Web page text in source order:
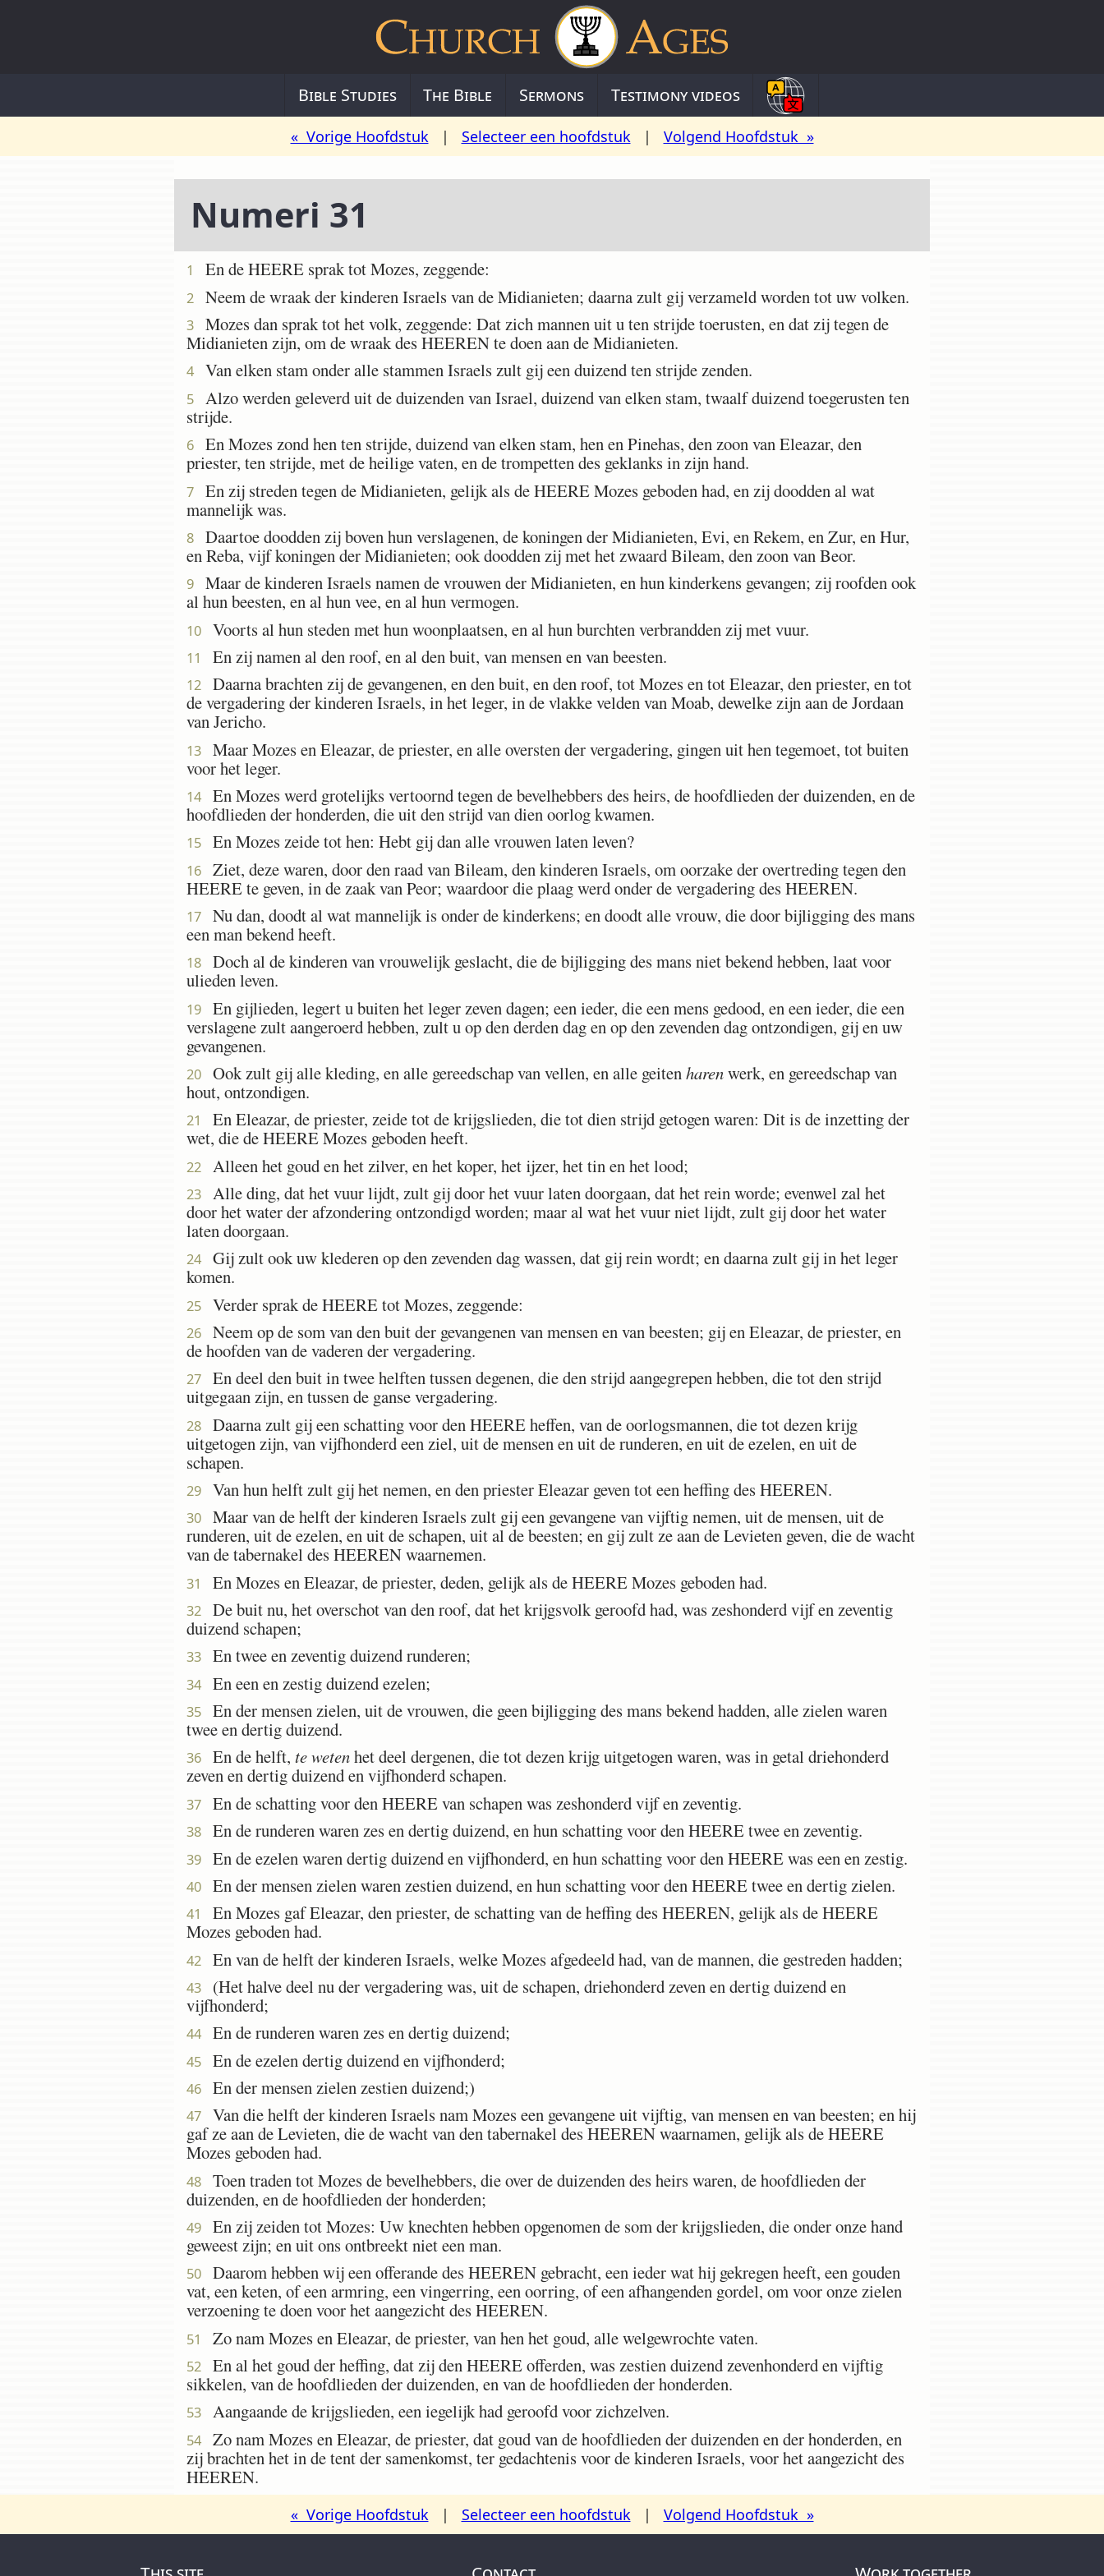
Bible Studies The Bible Sermons Testimony videos
« Vorige Hoofdstuk| Selecteer een hoofdstuk| Volgend Hoofdstuk »
Numeri 31
1 En de HEERE sprak tot Mozes, zeggende:
2 Neem de wraak der kinderen Israels van de Midianieten; daarna zult gij verzameld worden tot uw volken.
3
Mozes dan sprak tot het volk, zeggende: Dat zich mannen uit u ten strijde toerusten, en dat zij tegen de
Midianieten zijn, om de wraak des HEEREN te doen aan de Midianieten.
4 Van elken stam onder alle stammen Israels zult gij een duizend ten strijde zenden.
5
Alzo werden geleverd uit de duizenden van Israel, duizend van elken stam, twaalf duizend toegerusten ten
strijde.
6
En Mozes zond hen ten strijde, duizend van elken stam, hen en Pinehas, den zoon van Eleazar, den
priester, ten strijde, met de heilige vaten, en de trompetten des geklanks in zijn hand.
7
En zij streden tegen de Midianieten, gelijk als de HEERE Mozes geboden had, en zij doodden al wat
mannelijk was.
8
Daartoe doodden zij boven hun verslagenen, de koningen der Midianieten, Evi, en Rekem, en Zur, en Hur,
en Reba, vijf koningen der Midianieten; ook doodden zij met het zwaard Bileam, den zoon van Beor.
9
Maar de kinderen Israels namen de vrouwen der Midianieten, en hun kinderkens gevangen; zij roofden ook
al hun beesten, en al hun vee, en al hun vermogen.
10 Voorts al hun steden met hun woonplaatsen, en al hun burchten verbrandden zij met vuur.
11 En zij namen al den roof, en al den buit, van mensen en van beesten.
12
Daarna brachten zij de gevangenen, en den buit, en den roof, tot Mozes en tot Eleazar, den priester, en tot
de vergadering der kinderen Israels, in het leger, in de vlakke velden van Moab, dewelke zijn aan de Jordaan
van Jericho.
13
Maar Mozes en Eleazar, de priester, en alle oversten der vergadering, gingen uit hen tegemoet, tot buiten
voor het leger.
14
En Mozes werd grotelijks vertoornd tegen de bevelhebbers des heirs, de hoofdlieden der duizenden, en de
hoofdlieden der honderden, die uit den strijd van dien oorlog kwamen.
15 En Mozes zeide tot hen: Hebt gij dan alle vrouwen laten leven?
16
Ziet, deze waren, door den raad van Bileam, den kinderen Israels, om oorzake der overtreding tegen den
HEERE te geven, in de zaak van Peor; waardoor die plaag werd onder de vergadering des HEEREN.
17
Nu dan, doodt al wat mannelijk is onder de kinderkens; en doodt alle vrouw, die door bijligging des mans
een man bekend heeft.
18
Doch al de kinderen van vrouwelijk geslacht, die de bijligging des mans niet bekend hebben, laat voor
ulieden leven.
19
En gijlieden, legert u buiten het leger zeven dagen; een ieder, die een mens gedood, en een ieder, die een
verslagene zult aangeroerd hebben, zult u op den derden dag en op den zevenden dag ontzondigen, gij en uw
gevangenen.
20 Ook zult gij alle kleding, en alle gereedschap van vellen, en alle geitenharenwerk, en gereedschap van
hout, ontzondigen.
21
En Eleazar, de priester, zeide tot de krijgslieden, die tot dien strijd getogen waren: Dit is de inzetting der
wet, die de HEERE Mozes geboden heeft.
22 Alleen het goud en het zilver, en het koper, het ijzer, het tin en het lood;
23
Alle ding, dat het vuur lijdt, zult gij door het vuur laten doorgaan, dat het rein worde; evenwel zal het
door het water der afzondering ontzondigd worden; maar al wat het vuur niet lijdt, zult gij door het water
laten doorgaan.
24
Gij zult ook uw klederen op den zevenden dag wassen, dat gij rein wordt; en daarna zult gij in het leger
komen.
25 Verder sprak de HEERE tot Mozes, zeggende:
26
Neem op de som van den buit der gevangenen van mensen en van beesten; gij en Eleazar, de priester, en
de hoofden van de vaderen der vergadering.
27
En deel den buit in twee helften tussen degenen, die den strijd aangegrepen hebben, die tot den strijd
uitgegaan zijn, en tussen de ganse vergadering.
28
Daarna zult gij een schatting voor den HEERE heffen, van de oorlogsmannen, die tot dezen krijg
uitgetogen zijn, van vijfhonderd een ziel, uit de mensen en uit de runderen, en uit de ezelen, en uit de
schapen.
29 Van hun helft zult gij het nemen, en den priester Eleazar geven tot een heffing des HEEREN.
30
Maar van de helft der kinderen Israels zult gij een gevangene van vijftig nemen, uit de mensen, uit de
runderen, uit de ezelen, en uit de schapen, uit al de beesten; en gij zult ze aan de Levieten geven, die de wacht
van de tabernakel des HEEREN waarnemen.
31 En Mozes en Eleazar, de priester, deden, gelijk als de HEERE Mozes geboden had.
32
De buit nu, het overschot van den roof, dat het krijgsvolk geroofd had, was zeshonderd vijf en zeventig
duizend schapen;
33 En twee en zeventig duizend runderen;
34 En een en zestig duizend ezelen;
35
En der mensen zielen, uit de vrouwen, die geen bijligging des mans bekend hadden, alle zielen waren
twee en dertig duizend.
36 En de helft, te wetenhet deel dergenen, die tot dezen krijg uitgetogen waren, was in getal driehonderd
zeven en dertig duizend en vijfhonderd schapen.
37 En de schatting voor den HEERE van schapen was zeshonderd vijf en zeventig.
38 En de runderen waren zes en dertig duizend, en hun schatting voor den HEERE twee en zeventig.
39 En de ezelen waren dertig duizend en vijfhonderd, en hun schatting voor den HEERE was een en zestig.
40 En der mensen zielen waren zestien duizend, en hun schatting voor den HEERE twee en dertig zielen.
41
En Mozes gaf Eleazar, den priester, de schatting van de heffing des HEEREN, gelijk als de HEERE
Mozes geboden had.
42 En van de helft der kinderen Israels, welke Mozes afgedeeld had, van de mannen, die gestreden hadden;
43
(Het halve deel nu der vergadering was, uit de schapen, driehonderd zeven en dertig duizend en
vijfhonderd;
44 En de runderen waren zes en dertig duizend;
45 En de ezelen dertig duizend en vijfhonderd;
46 En der mensen zielen zestien duizend;)
47
Van die helft der kinderen Israels nam Mozes een gevangene uit vijftig, van mensen en van beesten; en hij
gaf ze aan de Levieten, die de wacht van den tabernakel des HEEREN waarnamen, gelijk als de HEERE
Mozes geboden had.
48
Toen traden tot Mozes de bevelhebbers, die over de duizenden des heirs waren, de hoofdlieden der
duizenden, en de hoofdlieden der honderden;
49
En zij zeiden tot Mozes: Uw knechten hebben opgenomen de som der krijgslieden, die onder onze hand
geweest zijn; en uit ons ontbreekt niet een man.
50
Daarom hebben wij een offerande des HEEREN gebracht, een ieder wat hij gekregen heeft, een gouden
vat, een keten, of een armring, een vingerring, een oorring, of een afhangenden gordel, om voor onze zielen
verzoening te doen voor het aangezicht des HEEREN.
51 Zo nam Mozes en Eleazar, de priester, van hen het goud, alle welgewrochte vaten.
52
En al het goud der heffing, dat zij den HEERE offerden, was zestien duizend zevenhonderd en vijftig
sikkelen, van de hoofdlieden der duizenden, en van de hoofdlieden der honderden.
53 Aangaande de krijgslieden, een iegelijk had geroofd voor zichzelven.
54
Zo nam Mozes en Eleazar, de priester, dat goud van de hoofdlieden der duizenden en der honderden, en
zij brachten het in de tent der samenkomst, ter gedachtenis voor de kinderen Israels, voor het aangezicht des
HEEREN.
« Vorige Hoofdstuk| Selecteer een hoofdstuk| Volgend Hoofdstuk »